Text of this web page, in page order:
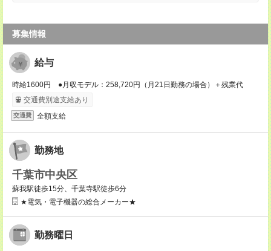
募集情報
給与
時給1600円 ●月収モデル：258,720円（月21日勤務の場合）＋残業代
交通費別途支給あり
交通費 全額支給
勤務地
千葉市中央区
蘇我駅徒歩15分、千葉寺駅徒歩6分
★電気・電子機器の総合メーカー★
勤務曜日